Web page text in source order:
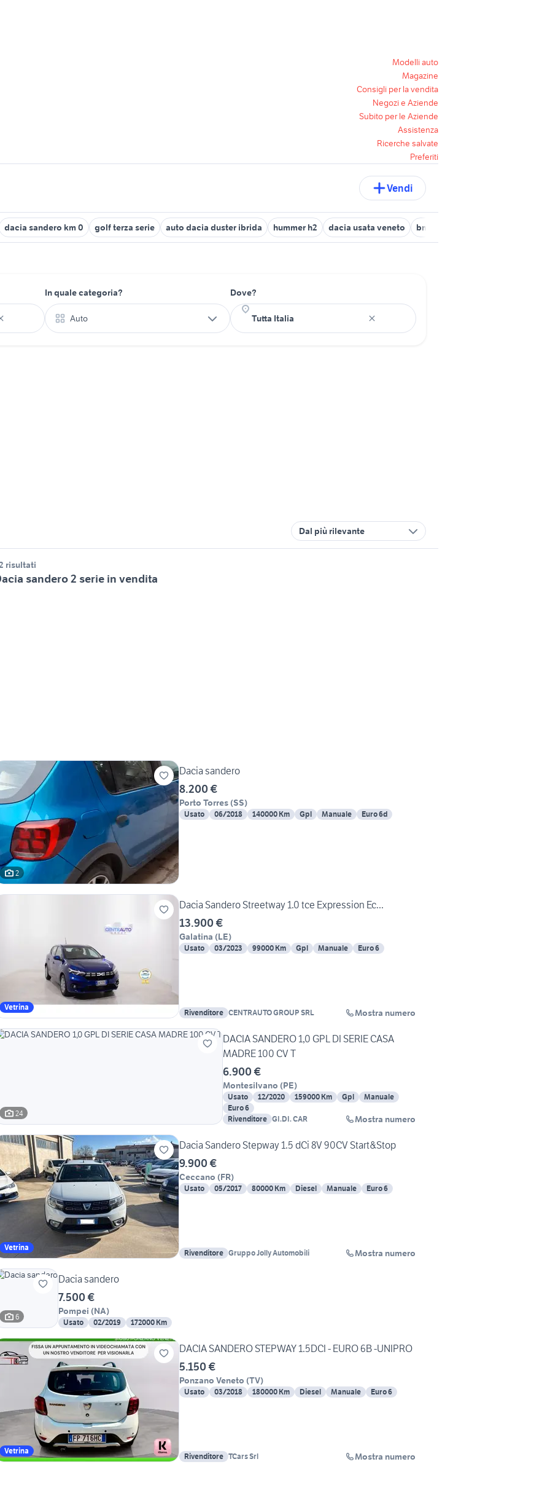
Modelli auto
Magazine
Consigli per la vendita
Negozi e Aziende
Subito per le Aziende
Assistenza
Ricerche salvate
Preferiti
Vendi
dacia sandero km 0 golf terza serie auto dacia duster ibrida hummer h2 dacia usata veneto bmw serie m2
In quale categoria?
Auto
Dove?
Dal più rilevante
risultati
sandero 2 serie in vendita
2
Dacia sandero
8.200 €
Porto Torres (SS)
Usato 06/2018 140000 Km Gpl Manuale Euro 6d
Vetrina
Dacia Sandero Streetway 1.0 tce Expression Ec...
13.900 €
Galatina (LE)
Usato 03/2023 99000 Km Gpl Manuale Euro 6
Rivenditore CENTRAUTO GROUP SRL Mostra numero
24
DACIA SANDERO 1,0 GPL DI SERIE CASA
MADRE 100 CV T
6.900 €
Montesilvano (PE)
Usato 12/2020 159000 Km Gpl
Manuale
Euro 6
Rivenditore GI.DI. CAR Mostra numero
Vetrina
Dacia Sandero Stepway 1.5 dCi 8V 90CV Start&Stop
9.900 €
Ceccano (FR)
Usato 05/2017 80000 Km Diesel Manuale Euro 6
Rivenditore Gruppo Jolly Automobili Mostra numero
6
Dacia sandero
7.500 €
Pompei (NA)
Usato 02/2019 172000 Km
Vetrina
DACIA SANDERO STEPWAY 1.5DCI - EURO 6B -UNIPRO
5.150 €
Ponzano Veneto (TV)
Usato 03/2018 180000 Km Diesel Manuale Euro 6
Rivenditore TCars Srl Mostra numero